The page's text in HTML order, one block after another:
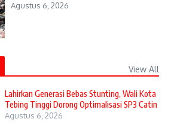
Agustus 6, 2026
View All
Lahirkan Generasi Bebas Stunting, Wali Kota
Tebing Tinggi Dorong Optimalisasi SP3 Catin
Agustus 6, 2026